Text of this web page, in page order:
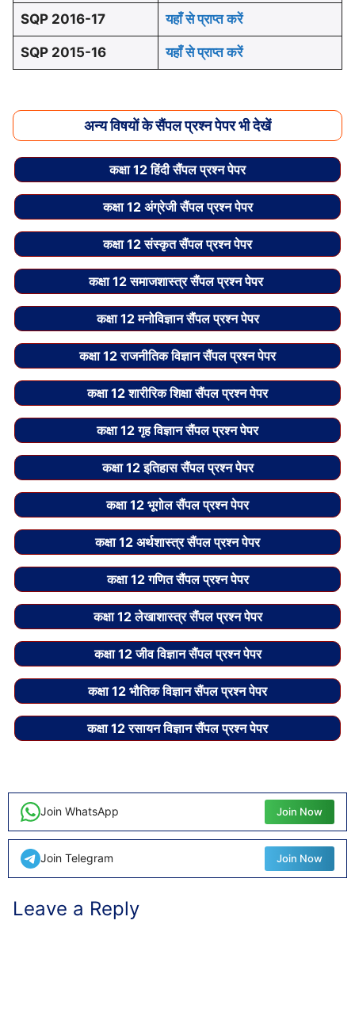
SQP 2016-17 यहाँ से प्राप्त करें
SQP 2015-16 यहाँ से प्राप्त करें
अन्य विषयों के सैंपल प्रश्न पेपर भी देखें
कक्षा 12 हिंदी सैंपल प्रश्न पेपर
कक्षा 12 अंग्रेजी सैंपल प्रश्न पेपर
कक्षा 12 संस्कृत सैंपल प्रश्न पेपर
कक्षा 12 समाजशास्त्र सैंपल प्रश्न पेपर
कक्षा 12 मनोविज्ञान सैंपल प्रश्न पेपर
कक्षा 12 राजनीतिक विज्ञान सैंपल प्रश्न पेपर
कक्षा 12 शारीरिक शिक्षा सैंपल प्रश्न पेपर
कक्षा 12 गृह विज्ञान सैंपल प्रश्न पेपर
कक्षा 12 इतिहास सैंपल प्रश्न पेपर
कक्षा 12 भूगोल सैंपल प्रश्न पेपर
कक्षा 12 अर्थशास्त्र सैंपल प्रश्न पेपर
कक्षा 12 गणित सैंपल प्रश्न पेपर
कक्षा 12 लेखाशास्त्र सैंपल प्रश्न पेपर
कक्षा 12 जीव विज्ञान सैंपल प्रश्न पेपर
कक्षा 12 भौतिक विज्ञान सैंपल प्रश्न पेपर
कक्षा 12 रसायन विज्ञान सैंपल प्रश्न पेपर
Join WhatsApp Join Now
Join Telegram Join Now
Leave a Reply